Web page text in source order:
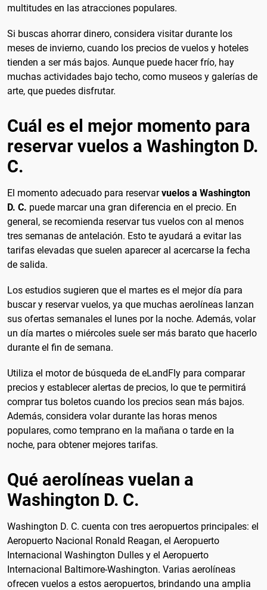
multitudes en las atracciones populares.
Si buscas ahorrar dinero, considera visitar durante los
meses de invierno, cuando los precios de vuelos y hoteles
tienden a ser más bajos. Aunque puede hacer frío, hay
muchas actividades bajo techo, como museos y galerías de
arte, que puedes disfrutar.
Cuál es el mejor momento para
reservar vuelos a Washington D.
C.
El momento adecuado para reservarvuelos a Washington
D. C. puede marcar una gran diferencia en el precio. En
general, se recomienda reservar tus vuelos con al menos
tres semanas de antelación. Esto te ayudará a evitar las
tarifas elevadas que suelen aparecer al acercarse la fecha
de salida.
Los estudios sugieren que el martes es el mejor día para
buscar y reservar vuelos, ya que muchas aerolíneas lanzan
sus ofertas semanales el lunes por la noche. Además, volar
un día martes o miércoles suele ser más barato que hacerlo
durante el fin de semana.
Utiliza el motor de búsqueda de eLandFly para comparar
precios y establecer alertas de precios, lo que te permitirá
comprar tus boletos cuando los precios sean más bajos.
Además, considera volar durante las horas menos
populares, como temprano en la mañana o tarde en la
noche, para obtener mejores tarifas.
Qué aerolíneas vuelan a
Washington D. C.
Washington D. C. cuenta con tres aeropuertos principales: el
Aeropuerto Nacional Ronald Reagan, el Aeropuerto
Internacional Washington Dulles y el Aeropuerto
Internacional Baltimore-Washington. Varias aerolíneas
ofrecen vuelos a estos aeropuertos, brindando una amplia